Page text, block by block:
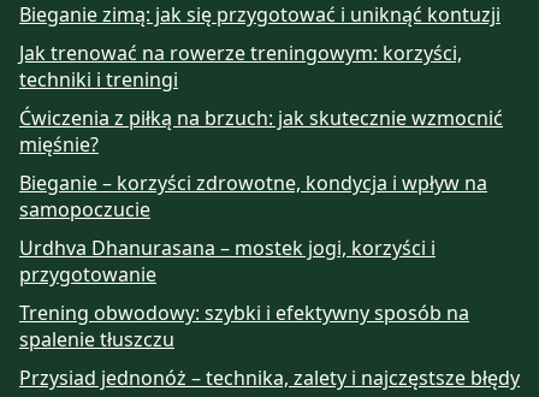
Bieganie zimą: jak się przygotować i uniknąć kontuzji
Jak trenować na rowerze treningowym: korzyści,
techniki i treningi
Ćwiczenia z piłką na brzuch: jak skutecznie wzmocnić
mięśnie?
Bieganie – korzyści zdrowotne, kondycja i wpływ na
samopoczucie
Urdhva Dhanurasana – mostek jogi, korzyści i
przygotowanie
Trening obwodowy: szybki i efektywny sposób na
spalenie tłuszczu
Przysiad jednonóż – technika, zalety i najczęstsze błędy